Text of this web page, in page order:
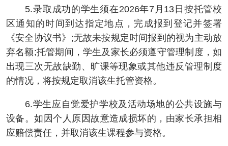
5.录取成功的学生须在2026年7月13日按托管校
区通知的时间到达指定地点，完成报到登记并签署
《安全协议书》;无故未按规定时间报到的视为主动放
弃名额;托管期间，学生及家长必须遵守管理制度，如
出现三次无故缺勤、旷课等现象或其他违反管理制度
的情况，将按规定取消该生托管资格。
6.学生应自觉爱护学校及活动场地的公共设施与
设备。如因个人原因故意造成损坏的，由家长承担相
应赔偿责任，并取消该生课程参与资格。